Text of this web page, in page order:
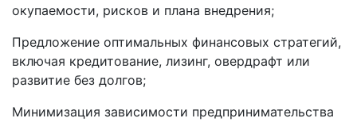
окупаемости, рисков и плана внедрения;
Предложение оптимальных финансовых стратегий,
включая кредитование, лизинг, овердрафт или
развитие без долгов;
Минимизация зависимости предпринимательства